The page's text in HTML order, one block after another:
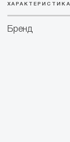
ХАРАКТЕРИСТИКА
Бренд